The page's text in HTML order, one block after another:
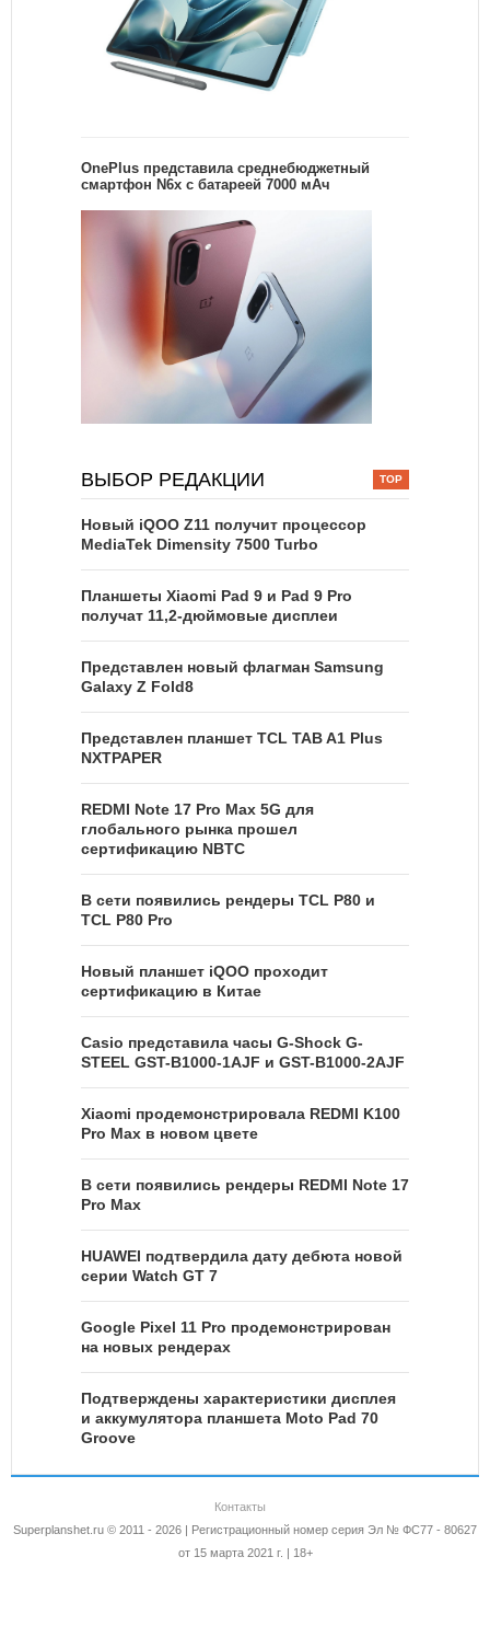
OnePlus представила среднебюджетный
смартфон N6x с батареей 7000 мАч
ВЫБОР РЕДАКЦИИ
Новый iQOO Z11 получит процессор
MediaTek Dimensity 7500 Turbo
Планшеты Xiaomi Pad 9 и Pad 9 Pro
получат 11,2-дюймовые дисплеи
Представлен новый флагман Samsung
Galaxy Z Fold8
Представлен планшет TCL TAB A1 Plus
NXTPAPER
REDMI Note 17 Pro Max 5G для
глобального рынка прошел
сертификацию NBTC
В сети появились рендеры TCL P80 и
TCL P80 Pro
Новый планшет iQOO проходит
сертификацию в Китае
Casio представила часы G-Shock G-
STEEL GST-B1000-1AJF и GST-B1000-2AJF
Xiaomi продемонстрировала REDMI K100
Pro Max в новом цвете
В сети появились рендеры REDMI Note 17
Pro Max
HUAWEI подтвердила дату дебюта новой
серии Watch GT 7
Google Pixel 11 Pro продемонстрирован
на новых рендерах
Подтверждены характеристики дисплея
и аккумулятора планшета Moto Pad 70
Groove
Контакты
Superplanshet.ru © 2011 - 2026 | Регистрационный номер серия Эл № ФС77 - 80627
от 15 марта 2021 г. | 18+